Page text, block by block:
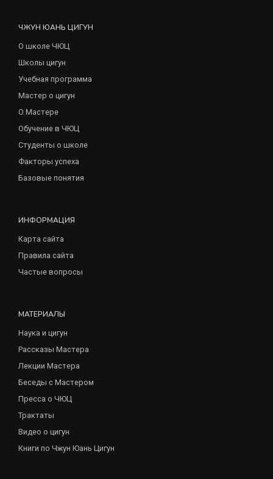
ЧЖУН ЮАНЬ ЦИГУН
О школе ЧЮЦ
Школы цигун
Учебная программа
Мастер о цигун
О Мастере
Обучение в ЧЮЦ
Студенты о школе
Факторы успеха
Базовые понятия
ИНФОРМАЦИЯ
Карта сайта
Правила сайта
Частые вопросы
МАТЕРИАЛЫ
Наука и цигун
Рассказы Мастера
Лекции Мастера
Беседы с Мастером
Пресса о ЧЮЦ
Трактаты
Видео о цигун
Книги по Чжун Юань Цигун